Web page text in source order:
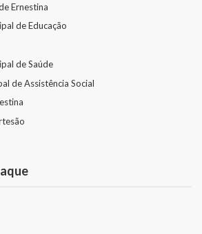
Ernestina
de Educação
de Saúde
de Assistência Social